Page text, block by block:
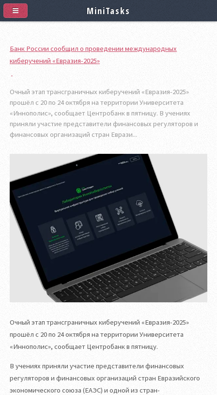
Банк России сообщил о проведении международных
киберучений «Евразия-2025»
Очный этап трансграничных киберучений «Евразия-2025»
прошёл с 20 по 24 октября на территории Университета
«Иннополис», сообщает Центробанк в пятницу. В учениях
приняли участие представители финансовых регуляторов и
финансовых организаций стран Еврази...
Очный этап трансграничных киберучений «Евразия-2025»
прошёл с 20 по 24 октября на территории Университета
«Иннополис», сообщает Центробанк в пятницу.
В учениях приняли участие представители финансовых
регуляторов и финансовых организаций стран Евразийского
экономического союза (ЕАЭС) и одной из стран-
MiniTasks